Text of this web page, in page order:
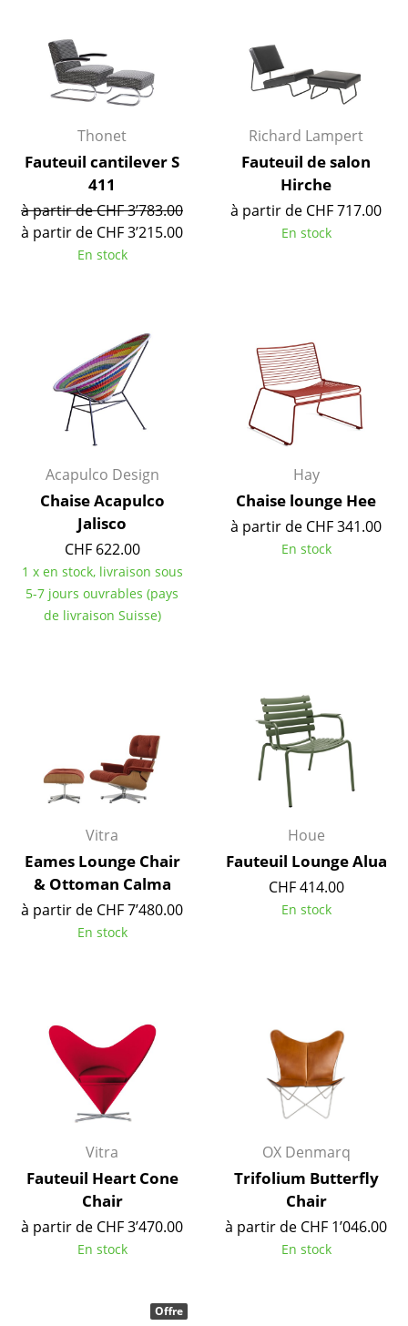
Appliques murales
Luminaires d’extérieur
... voir tous les luminaires
Lits doubles
Lits enfants
Tables de chevet et Accessoires de lit
... voir tous les lits
Horloges
Miroirs
Figurines & Miniatures
Vases
Coussins
Rideaux
... voir tous les accessoires
Salon et Salle de séjour
Cuisine & Salle à manger
Chambre à coucher
Bureau
Entrée & Couloir
Salle de Bain
Thonet
Fauteuil cantilever S
411
à partir de CHF 3’783.00
à partir de CHF 3’215.00
En stock
Richard Lampert
Fauteuil de salon
Hirche
à partir de CHF 717.00
En stock
Acapulco Design
Chaise Acapulco
Jalisco
CHF 622.00
1 x en stock, livraison sous
5-7 jours ouvrables (pays
de livraison Suisse)
Hay
Chaise lounge Hee
à partir de CHF 341.00
En stock
Vitra
Eames Lounge Chair
& Ottoman Calma
à partir de CHF 7’480.00
En stock
Houe
Fauteuil Lounge Alua
CHF 414.00
En stock
Vitra
Fauteuil Heart Cone
Chair
à partir de CHF 3’470.00
En stock
OX Denmarq
Trifolium Butterfly
Chair
à partir de CHF 1’046.00
En stock
Offre